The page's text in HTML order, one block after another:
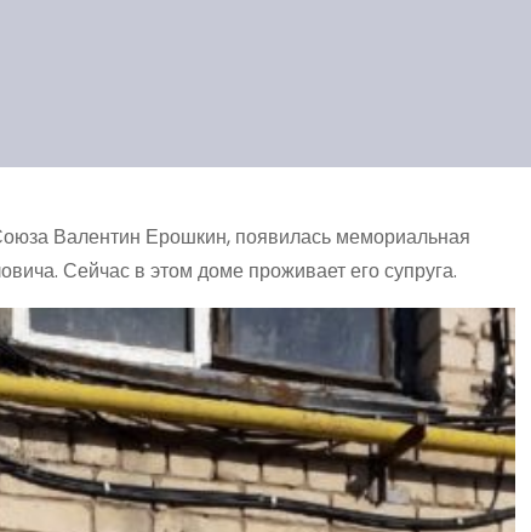
Валентин Ерошкин, появилась мемориальная
Сейчас в этом доме проживает его супруга.